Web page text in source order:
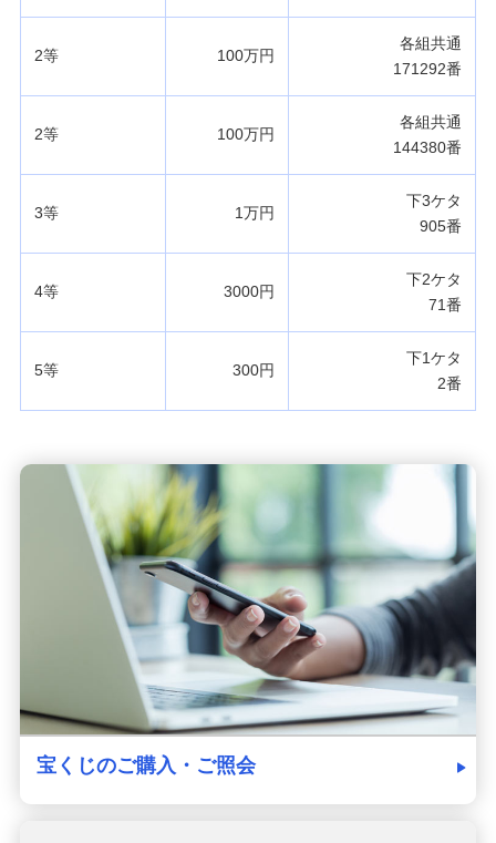
2等 100万円
各組共通
171292番
2等 100万円
各組共通
144380番
3等 1万円
下3ケタ
905番
4等 3000円
下2ケタ
71番
5等 300円
下1ケタ
2番
宝くじのご購入・ご照会